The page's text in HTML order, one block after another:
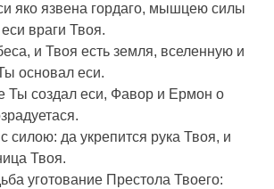
яко язвена гордаго, мышцею силы
враги Твоя.
и Твоя есть земля, вселенную и
основал еси.
Ты создал еси, Фавор и Ермон о
силою: да укрепится рука Твоя, и
Твоя.
уготование Престола Твоего: